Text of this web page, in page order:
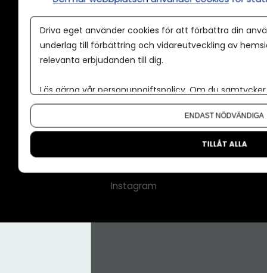
Annonspolicy
Tillgänglighet
Kontakt
Nyhetsbrev
CMS för medier
Instagram
Driva eget använder cookies för att förbättra din
underlag till förbättring och vidareutveckling av
relevanta erbjudanden till dig.
Läs gärna vår personuppgiftspolicy. Om du
Om du vill ändra ditt val i efterhand hittar du den
ENDAST NÖDVÄNDIGA
TILLÅT ALLA